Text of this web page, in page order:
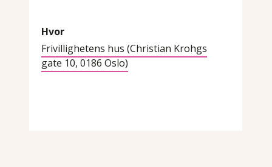
Hvor
Frivillighetens hus (Christian Krohgs
gate 10, 0186 Oslo)